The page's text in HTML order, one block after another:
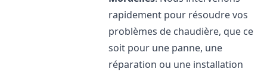
rapidement pour résoudre vos
problèmes de chaudière, que ce
soit pour une panne, une
réparation ou une installation